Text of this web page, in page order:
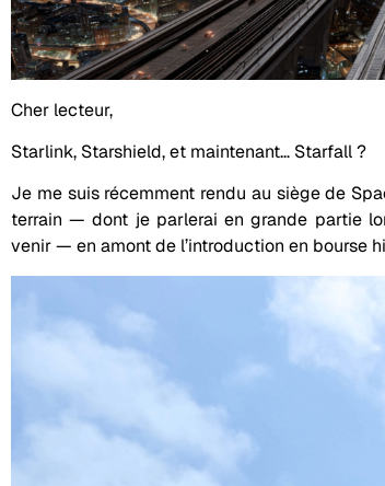
Cher lecteur,
Starlink, Starshield, et maintenant… Starfall ?
Je me suis récemment rendu au siège de
terrain — dont je parlerai en grande partie
venir — en amont de l’introduction en bourse